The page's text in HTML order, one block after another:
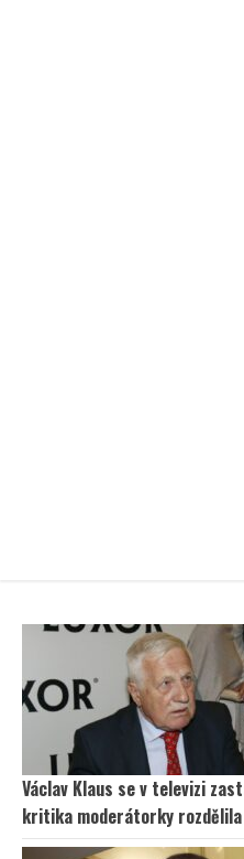
Václav Klaus se v televizi
kritika moderátorky